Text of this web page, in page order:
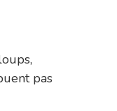
pas